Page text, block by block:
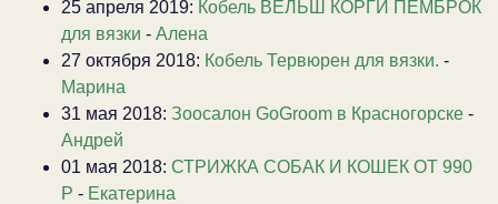
25 апреля 2019: Кобель ВЕЛЬШ КОРГИ ПЕМБРОК
для вязки - Алена
27 октября 2018: Кобель Тервюрен для вязки. -
Марина
31 мая 2018: Зоосалон GoGroom в Красногорске -
Андрей
01 мая 2018: СТРИЖКА СОБАК И КОШЕК ОТ 990
Р - Екатерина